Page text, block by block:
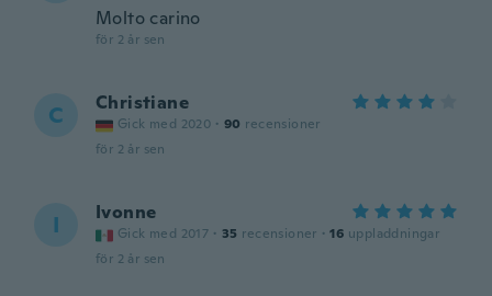
Molto carino
för 2 år sen
C Christiane
Gick med 2020 · 90 recensioner
för 2 år sen
I Ivonne
Gick med 2017 · 35 recensioner · 16 uppladdningar
för 2 år sen